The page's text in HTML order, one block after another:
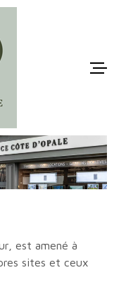
VENTES
est amené à
sites et ceux